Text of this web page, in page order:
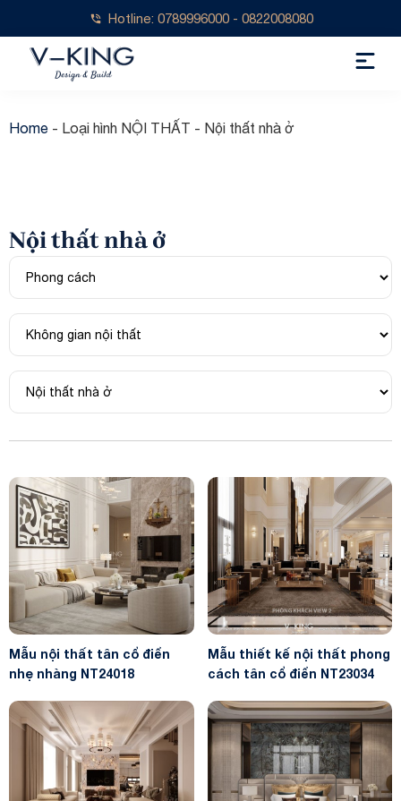
Hotline: 0789996000 - 0822008080
Home - Loại hình NỘI THẤT - Nội thất nhà ở
Nội thất nhà ở
Mẫu nội thất tân cổ điển
nhẹ nhàng NT24018
Mẫu thiết kế nội thất phong
cách tân cổ điển NT23034